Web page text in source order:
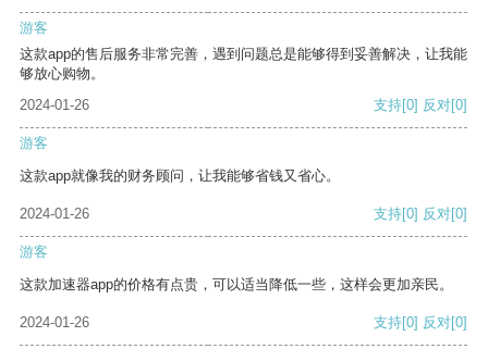
游客
这款app的售后服务非常完善，遇到问题总是能够得到妥善解决，让我能
够放心购物。
2024-01-26
支持[0] 反对[0]
游客
这款app就像我的财务顾问，让我能够省钱又省心。
2024-01-26 支持[0] 反对[0]
游客
这款加速器app的价格有点贵，可以适当降低一些，这样会更加亲民。
2024-01-26 支持[0] 反对[0]